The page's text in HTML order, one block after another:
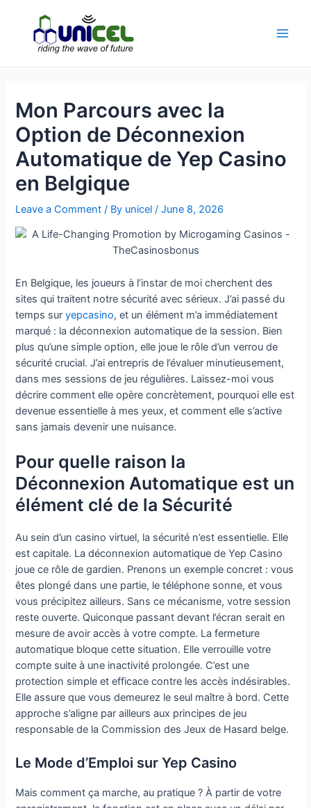
content
Mon Parcours avec la
Option de Déconnexion
Automatique de Yep Casino
en Belgique
Leave a Comment / By unicel/June 8, 2026
En Belgique, les joueurs à l’instar de moi cherchent des
sites qui traitent notre sécurité avec sérieux. J’ai passé du
temps suryepcasino, et un élément m’a immédiatement
marqué : la déconnexion automatique de la session. Bien
plus qu’une simple option, elle joue le rôle d’un verrou de
sécurité crucial. J’ai entrepris de l’évaluer minutieusement,
dans mes sessions de jeu régulières. Laissez-moi vous
décrire comment elle opère concrètement, pourquoi elle est
devenue essentielle à mes yeux, et comment elle s’active
sans jamais devenir une nuisance.
Pour quelle raison la
Déconnexion Automatique est un
élément clé de la Sécurité
Au sein d’un casino virtuel, la sécurité n’est essentielle. Elle
est capitale. La déconnexion automatique de Yep Casino
joue ce rôle de gardien. Prenons un exemple concret : vous
êtes plongé dans une partie, le téléphone sonne, et vous
vous précipitez ailleurs. Sans ce mécanisme, votre session
reste ouverte. Quiconque passant devant l’écran serait en
mesure de avoir accès à votre compte. La fermeture
automatique bloque cette situation. Elle verrouille votre
compte suite à une inactivité prolongée. C’est une
protection simple et efficace contre les accès indésirables.
Elle assure que vous demeurez le seul maître à bord. Cette
approche s’aligne par ailleurs aux principes de jeu
responsable de la Commission des Jeux de Hasard belge.
Le Mode d’Emploi sur Yep Casino
Mais comment ça marche, au pratique ? À partir de votre